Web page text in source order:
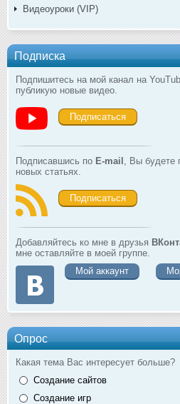
Видеоуроки (VIP)
Подписка
Подпишитесь на мой канал на
публикую новые видео.
Подписаться
Подписавшись по E-mail , Вы будете
новых статьях.
Подписаться
Добавляйтесь ко мне в друзья
мне оставляйте в моей группе.
Мой аккаунт
Опрос
Какая тема Вас интересует больше?
Создание сайтов
Создание игр